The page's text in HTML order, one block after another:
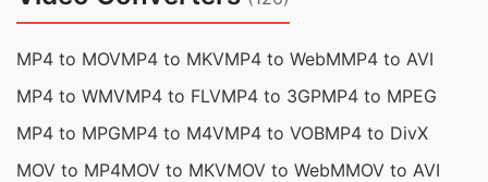
MP4 to MOVMP4 to MKVMP4 to WebMMP4 to AVI
MP4 to WMVMP4 to FLVMP4 to 3GPMP4 to MPEG
MP4 to MPGMP4 to M4VMP4 to VOBMP4 to DivX
MOV to MP4MOV to MKVMOV to WebMMOV to AVI